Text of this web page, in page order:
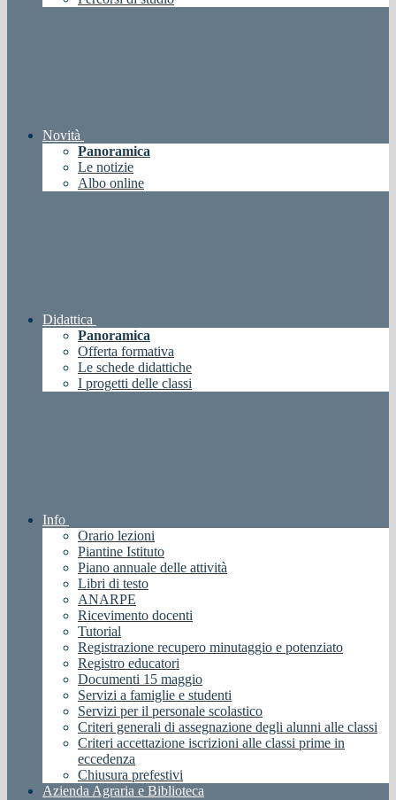
Novità
Panoramica
Le notizie
Albo online
Didattica
Panoramica
Offerta formativa
Le schede didattiche
I progetti delle classi
Info
Orario lezioni
Piantine Istituto
Piano annuale delle attività
Libri di testo
ANARPE
Ricevimento docenti
Tutorial
Registrazione recupero minutaggio e potenziato
Registro educatori
Documenti 15 maggio
Servizi a famiglie e studenti
Servizi per il personale scolastico
Criteri generali di assegnazione degli alunni alle classi
Criteri accettazione iscrizioni alle classi prime in
eccedenza
Chiusura prefestivi
Azienda Agraria e Biblioteca